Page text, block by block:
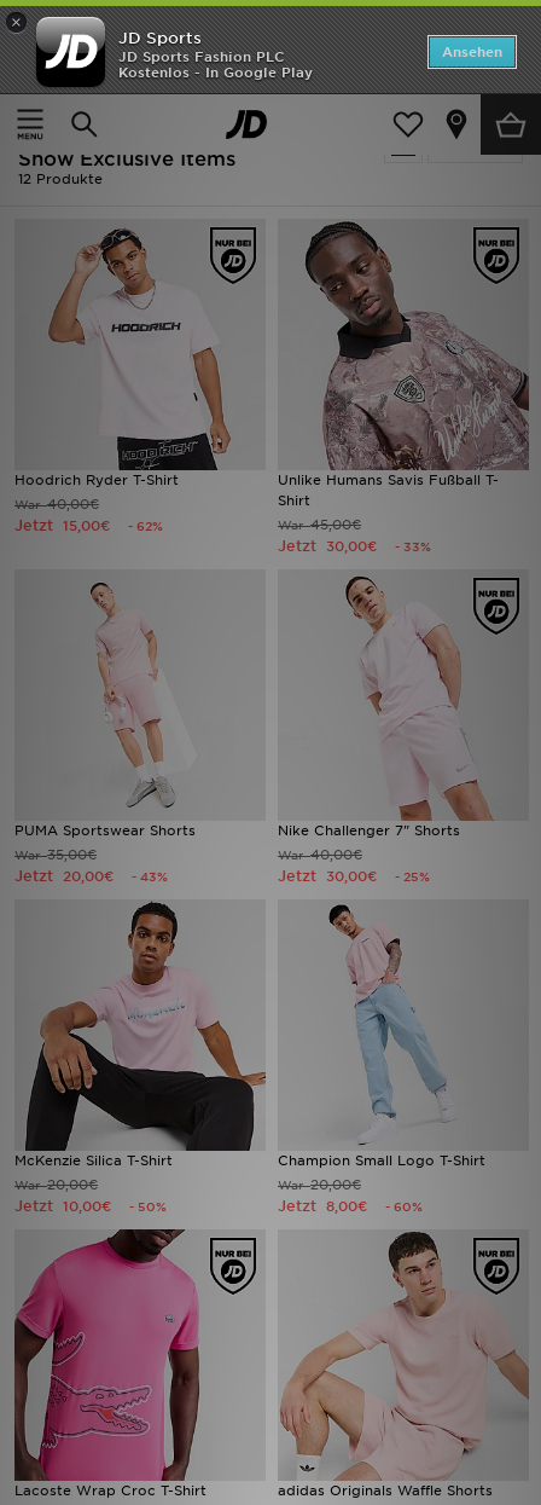
×
JD Sports
JD Sports Fashion PLC
Kostenlos - In Google Play
Ansehen
Startseite
Herren
verfeinern
Ausverkauf | Herren - Rosa Only
Show Exclusive Items
12 Produkte
Hoodrich Ryder T-Shirt
War40,00€
Jetzt 15,00€ - 62%
Unlike Humans Savis Fußball T-
Shirt
War45,00€
Jetzt 30,00€ - 33%
PUMA Sportswear Shorts
War35,00€
Jetzt 20,00€ - 43%
Nike Challenger 7" Shorts
War40,00€
Jetzt 30,00€ - 25%
McKenzie Silica T-Shirt
War20,00€
Jetzt 10,00€ - 50%
Champion Small Logo T-Shirt
War20,00€
Jetzt 8,00€ - 60%
Lacoste Wrap Croc T-Shirt adidas Originals Waffle Shorts
Startseite
ANGEBOTE
Marken
Herren
Damen
JD Exklusives
Lade Die APP
Geschenkkarte
Meine Nachrichten
Bestellverfolgung
Hilfe & Kontakt
Trending Styles